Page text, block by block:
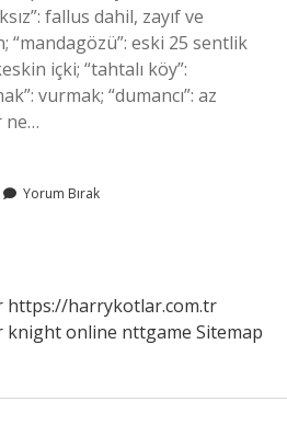
fallus dahil, zayıf ve
“mandagözü”: eski 25 sentlik
içki; “tahtalı köy”:
vurmak; “dumancı”: az
ne…
Yorum Bırak
https://harrykotlar.com.tr
knight online nttgame Sitemap